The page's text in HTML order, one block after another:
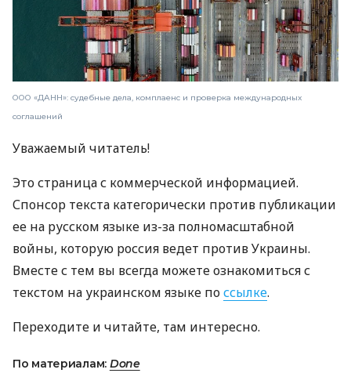
ООО «ДАНН»: судебные дела, комплаенс и проверка международных
соглашений
Уважаемый читатель!
Это страница с коммерческой информацией.
Спонсор текста категорически против публикации
ее на русском языке из-за полномасштабной
войны, которую россия ведет против Украины.
Вместе с тем вы всегда можете ознакомиться с
текстом на украинском языке поссылке.
Переходите и читайте, там интересно.
По материалам: Done